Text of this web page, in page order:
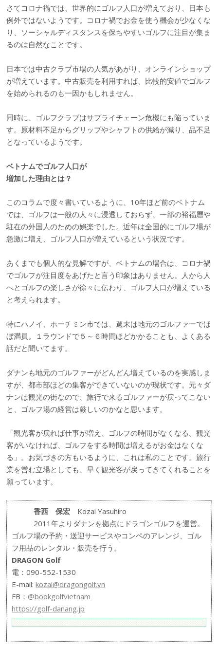
さてコロナ禍では、世界的にゴルフ人口が増えており、日本も
例外ではないようです。コロナ禍でお金を使う機会が少なくな
り、ソーシャルディスタンスを保ちやすいゴルフに注目が集ま
るのは自然なことです。
日本では中古クラブ市場の人気があがり、オンラインショップ
が増えています。中古販売を利用すれば、比較的安値でゴルフ
を始められるのも一因かもしれません。
同時に、ゴルフクラブはサプライチェーン危機にも陥っていま
す。原材料不足からグリップやシャフトの供給が減り、品不足
となっているようです。
ベトナムでゴルフ人口が
増加した理由とは？
このコラムで度々書いているように、10年ほど前のベトナム
では、ゴルフは一般の人々に浸透しておらず、一部の裕福層や
駐在の外国人のための娯楽でした。近年は全国的にゴルフ場が
急激に増え、ゴルフ人口が増えているという状況です。
あくまでも個人的な見解ですが、ベトナムの場合は、コロナ禍
でゴルフが注目度をあげたと言う印象はありません。人から人
へとゴルフの楽しさが徐々に伝わり、ゴルフ人口が増えている
と考えられます。
特にハノイ、ホーチミン市では、週末は地元のゴルファーでほ
ぼ満員。１ラウンドで５～６時間ほどかかることも、よくある
話だと聞いてます。
ダナンも地元のゴルファーがどんどん増えているのを実感しま
すが、都市部ほどの集客ができていないのが現状です。元々ダ
ナンは観光の街なので、旅行で来るゴルファーが戻ってこない
と、ゴルフ場の経営は厳しいのかなと思います。
「観光客が戻れば仕事が増え、ゴルフの時間がなくなる。観光
客がいなければ、ゴルフをする時間は増えるがお金はなくな
る」。お気づきの方もいるように、これは私のことです。旅行
業を営む立場としても、早く観光客が戻ってきてくれることを
願っています。
香西 保宏Kozai Yasuhiro
2011年よりダナンを拠点にドラゴンゴルフを運営。
ゴルフ場の予約・送迎サービスやコンペのアレンジ、ゴル
フ用品のレンタル・販売を行う。
DRAGON Golf
電：090-552-1530
E-mail:kozai@dragongolf.vn
FB：@bookgolfvietnam
https://golf-danang.jp